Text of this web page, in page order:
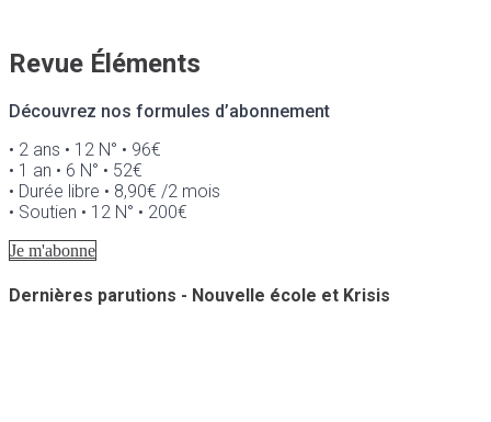
Revue Éléments
Découvrez nos formules d’abonnement
• 2 ans • 12 N° • 96€
• 1 an • 6 N° • 52€
• Durée libre • 8,90€ /2 mois
• Soutien • 12 N° • 200€
Je m'abonne
Dernières parutions - Nouvelle école et Krisis